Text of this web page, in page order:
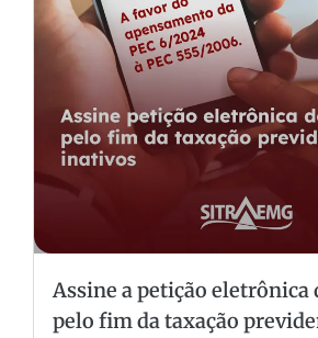
Assine a petição eletrônica
pelo fim da taxação